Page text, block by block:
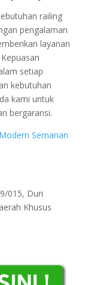
railing
pengalaman
layanan
setiap
kebutuhan
kami untuk
bergaransi.
Semanan
015, Duri
Khusus